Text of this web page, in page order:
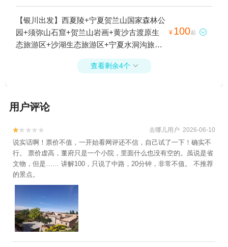
【银川出发】西夏陵+宁夏贺兰山国家森林公
园+须弥山石窟+贺兰山岩画+黄沙古渡原生
态旅游区+沙湖生态旅游区+宁夏水洞沟旅游
区+沙坡头+滚钟口风景区+镇北堡西部影城
+青铜峡黄河大峡谷旅游区+吴忠市董府景区
游
¥ 100起 
查看剩余4个 
用户评论

 去哪儿用户 2026-06-10
说实话啊！票价不值，一开始看网评还不信，自己试了一下！确实不
行。 票价虚高，董府只是一个小院，里面什么也没有空的。虽说是省
文物，但是…… 讲解100，只说了中路，20分钟，非常不值。 不推荐
的景点。